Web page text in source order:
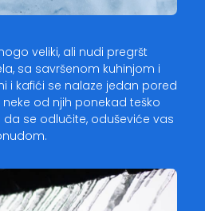
veliki, ali nudi pregršt
sa savršenom kuhinjom i
i kafići se nalaze jedan pored
od njih ponekad teško
da se odlučite, oduševiće vas